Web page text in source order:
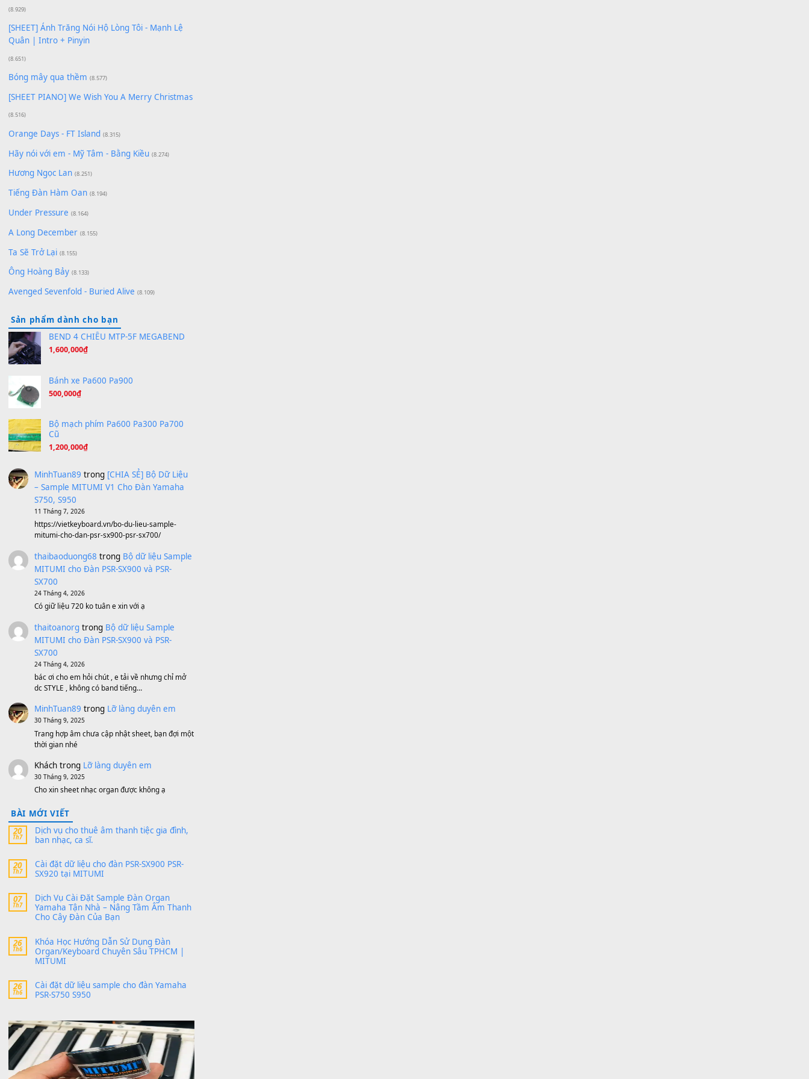
Giá Như - Soobin Hoàng Sơn
Có Em Đời Bỗng Vui (9.744)
Chờ một tiếng yêu (8.991)
Lãng Quên Chiều Thu | Anh không muốn ra đi |
Qí shí bù xiǎng zǒu - 其实不想走
(8.929)
[SHEET] Ánh Trăng Nói Hộ Lòng Tôi - Mạnh Lệ
[SHEET PIANO] We Wish You A Merry Christmas
(8.516)
Orange Days - FT Island
Hãy nói với em - Mỹ Tâm - Bằng Kiều
Hương Ngọc Lan
Tiếng Đàn Hàm Oan (8.194)
Under Pressure
A Long December (8.155)
Ta Sẽ Trở Lại
Ông Hoàng Bảy (8.133)
Avenged Sevenfold - Buried Alive
Sản phẩm dành cho bạn
BEND 4 CHIỀU MTP-5F MEGABEND
1,600,000
Bánh xe Pa600 Pa900
500,000₫
Bộ mạch phím Pa600 Pa300 Pa700
Cũ
MinhTuan89trong[CHIA SẺ] Bộ Dữ Liệu
– Sample MITUMI V1 Cho Đàn Yamaha
S750, S950
11 Tháng 7, 2026
https://vietkeyboard.vn/bo-du-lieu-sample-
mitumi-cho-dan-psr-sx900-psr-sx700/
thaibaoduong68trongBộ dữ liệu Sample
MITUMI cho Đàn PSR-SX900 và PSR-
SX700
24 Tháng 4, 2026
Có giữ liệu 720 ko tuân e xin với ạ
thaitoanorg
MITUMI cho Đàn PSR-SX900 và PSR-
SX700
bác ơi cho em hỏi chút , e tải về nhưng chỉ mở
MinhTuan89trongLỡ làng duyên em
30 Tháng 9, 2025
Trang hợp âm chưa cập nhật sheet, bạn đợi một
thời gian nhé
30 Tháng 9, 2025
Cho xin sheet nhạc organ được không ạ
BÀI MỚI VIẾT
20
Th7
Dịch vụ cho thuê âm thanh tiệc gia đình,
ban nhạc, ca sĩ.